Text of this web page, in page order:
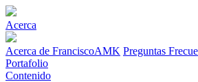
Acerca
Acerca de FranciscoAMK Preguntas
Portafolio
Contenido